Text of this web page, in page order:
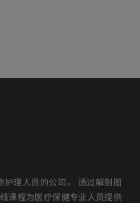
护理人员的公司。 透过解剖图
课程为医疗保健专业人员提供